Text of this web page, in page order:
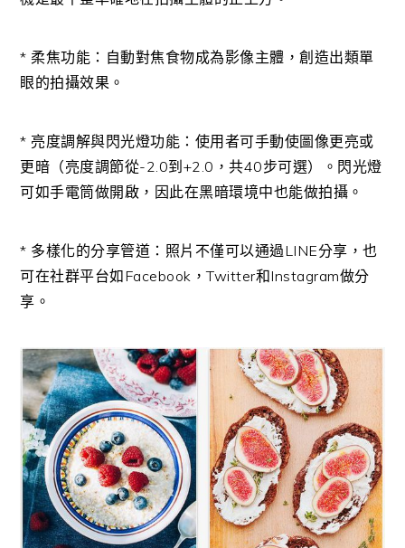
* 柔焦功能：自動對焦食物成為影像主體，創造出類單
眼的拍攝效果。
* 亮度調解與閃光燈功能：使用者可手動使圖像更亮或
更暗（亮度調節從-2.0到+2.0，共40步可選）。閃光燈
可如手電筒做開啟，因此在黑暗環境中也能做拍攝。
* 多樣化的分享管道：照片不僅可以通過LINE分享，也
可在社群平台如Facebook，Twitter和Instagram做分
享。